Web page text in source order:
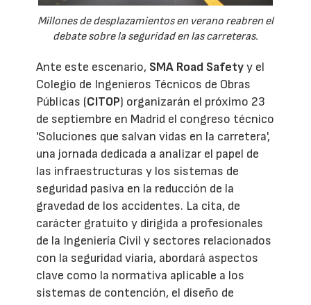
Millones de desplazamientos en verano reabren el
debate sobre la seguridad en las carreteras.
Ante este escenario, SMA Road Safetyy el
Colegio de Ingenieros Técnicos de Obras
Públicas (CITOP) organizarán el próximo 23
de septiembre en Madrid el congreso técnico
'Soluciones que salvan vidas en la carretera',
una jornada dedicada a analizar el papel de
las infraestructuras y los sistemas de
seguridad pasiva en la reducción de la
gravedad de los accidentes. La cita, de
carácter gratuito y dirigida a profesionales
de la Ingeniería Civil y sectores relacionados
con la seguridad viaria, abordará aspectos
clave como la normativa aplicable a los
sistemas de contención, el diseño de